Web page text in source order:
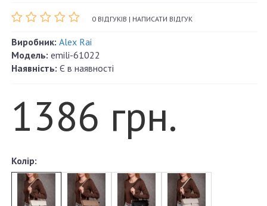
0 ВІДГУКІВ | НАПИСАТИ ВІДГУК
Виробник: Alex Rai
Модель: emili-61022
Наявність: Є в наявності
1386 грн.
Колір: